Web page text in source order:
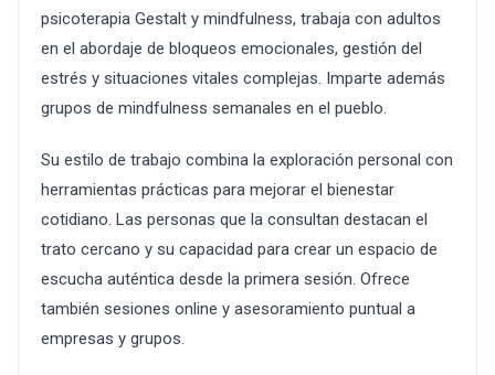
psicoterapia Gestalt y mindfulness, trabaja con adultos
en el abordaje de bloqueos emocionales, gestión del
estrés y situaciones vitales complejas. Imparte además
grupos de mindfulness semanales en el pueblo.
Su estilo de trabajo combina la exploración personal con
herramientas prácticas para mejorar el bienestar
cotidiano. Las personas que la consultan destacan el
trato cercano y su capacidad para crear un espacio de
escucha auténtica desde la primera sesión. Ofrece
también sesiones online y asesoramiento puntual a
empresas y grupos.